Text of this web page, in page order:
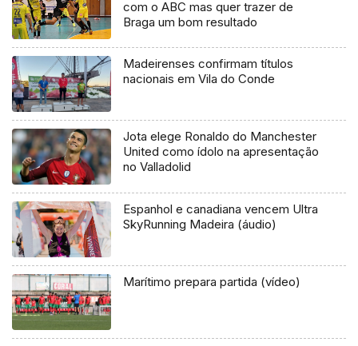
com o ABC mas quer trazer de
Braga um bom resultado
Madeirenses confirmam títulos
nacionais em Vila do Conde
Jota elege Ronaldo do Manchester
United como ídolo na apresentação
no Valladolid
Espanhol e canadiana vencem Ultra
SkyRunning Madeira (áudio)
Marítimo prepara partida (vídeo)